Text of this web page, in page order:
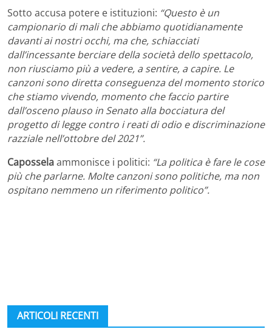
Sotto accusa potere e istituzioni: “Questo è un
campionario di mali che abbiamo quotidianamente
davanti ai nostri occhi, ma che, schiacciati
dall’incessante berciare della società dello spettacolo,
non riusciamo più a vedere, a sentire, a capire. Le
canzoni sono diretta conseguenza del momento storico
che stiamo vivendo, momento che faccio partire
dall’osceno plauso in Senato alla bocciatura del
progetto di legge contro i reati di odio e discriminazione
razziale nell’ottobre del 2021”.
Caposselaammonisce i politici: “La politica è fare le cose
più che parlarne. Molte canzoni sono politiche, ma non
ospitano nemmeno un riferimento politico”.
ARTICOLI RECENTI